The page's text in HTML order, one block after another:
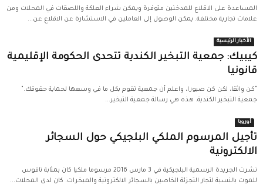
المساعدة على الاقلاع للمدخنين متوفرة ويمكن شراء العلكة واللصقات في المحلات ومن
علامات تجارية مختلفة. يمكن الوصول إلى العاملين في الاستشارة عن الاقلاع عن...
الأخبار الرئيسية
كيبيك: جمعية التبخير الكندية تتحدى الحكومة الإقليمية
قانونيا
"كن واثقا، لكن كن صبورا، واعلم أن جمعية تقوم بكل ما في وسعها لحماية حقوقك."
جمعية التبخير الكندية. هذه هي رسالة جمعية التبخير...
أوروبا
تأجيل المرسوم الملكي البلجيكي حول السجائر
الالكترونية
نشرت الجريدة الرسمية البلجيكية في 3 مارس 2016 مرسوما ملكيا كان بمثابة ناقوس
للموت بالنسبة لتجار التجزئة الخاصين بالسجائر الالكترونية والمبخرات. كان لدى المحلات...